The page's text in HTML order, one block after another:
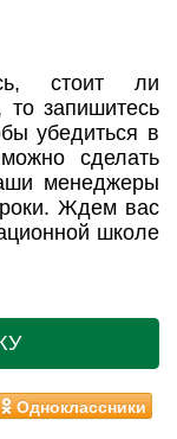
стоит ли
то запишитесь
убедиться в
сделать
менеджеры
Ждем вас
школе
Одноклассники